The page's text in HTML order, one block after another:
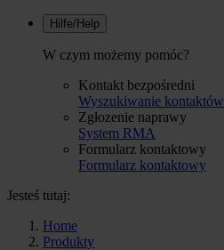
Hilfe/Help
W czym możemy pomóc?
Kontakt bezpośredni
Wyszukiwanie kontaktów
Zgłozenie naprawy
System RMA
Formularz kontaktowy
Formularz kontaktowy
Jesteś tutaj:
Home
Produkty